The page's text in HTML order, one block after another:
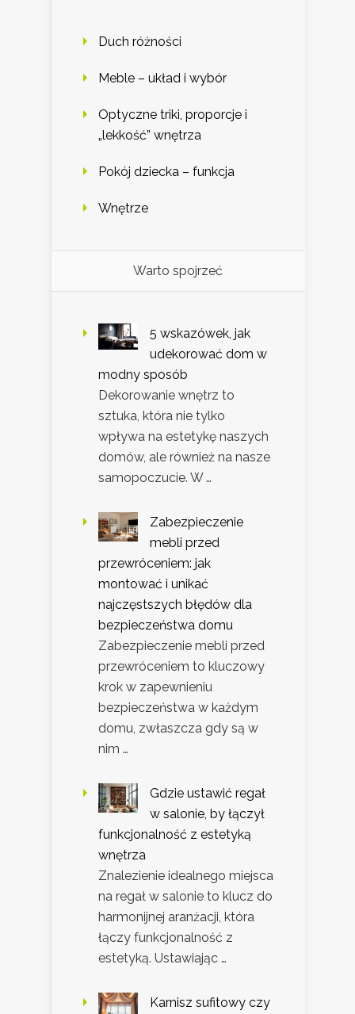
Duch różności
Meble – układ i wybór
Optyczne triki, proporcje i
„lekkość” wnętrza
Pokój dziecka – funkcja
Wnętrze
Warto spojrzeć
5 wskazówek, jak
udekorować dom w
modny sposób
Dekorowanie wnętrz to
sztuka, która nie tylko
wpływa na estetykę naszych
domów, ale również na nasze
samopoczucie. W …
Zabezpieczenie
mebli przed
przewróceniem: jak
montować i unikać
najczęstszych błędów dla
bezpieczeństwa domu
Zabezpieczenie mebli przed
przewróceniem to kluczowy
krok w zapewnieniu
bezpieczeństwa w każdym
domu, zwłaszcza gdy są w
nim …
Gdzie ustawić regał
w salonie, by łączył
funkcjonalność z estetyką
wnętrza
Znalezienie idealnego miejsca
na regał w salonie to klucz do
harmonijnej aranżacji, która
łączy funkcjonalność z
estetyką. Ustawiając …
Karnisz sufitowy czy